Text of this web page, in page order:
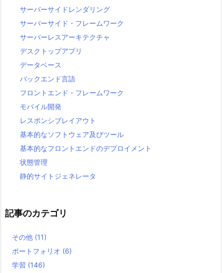
サーバーサイドレンダリング
サーバーサイド・フレームワーク
サーバーレスアーキテクチャ
デスクトップアプリ
データベース
バックエンド言語
フロントエンド・フレームワーク
モバイル開発
レスポンシブレイアウト
基本的なソフトウェア及びツール
基本的なフロントエンドのデプロイメント
状態管理
静的サイトジェネレータ
記事のカテゴリ
その他 (11)
ポートフォリオ (6)
学習 (146)